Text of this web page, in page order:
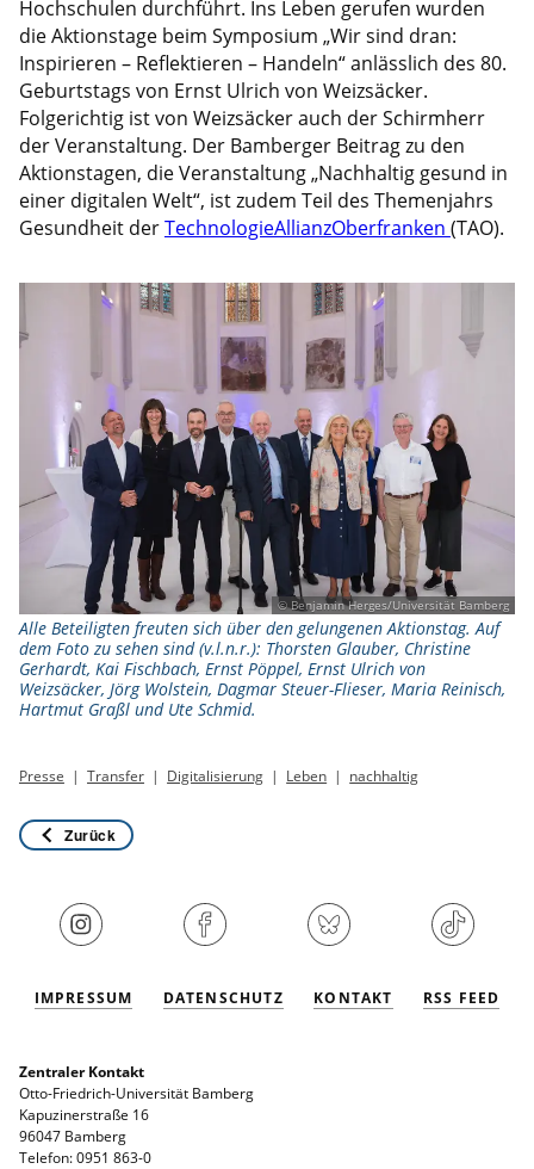
Hochschulen durchführt. Ins Leben gerufen wurden
die Aktionstage beim Symposium „Wir sind dran:
Inspirieren – Reflektieren – Handeln“ anlässlich des 80.
Geburtstags von Ernst Ulrich von Weizsäcker.
Folgerichtig ist von Weizsäcker auch der Schirmherr
der Veranstaltung. Der Bamberger Beitrag zu den
Aktionstagen, die Veranstaltung „Nachhaltig gesund in
einer digitalen Welt“, ist zudem Teil des Themenjahrs
Gesundheit derTechnologieAllianzOberfranken (TAO).
© Benjamin Herges/Universität Bamberg
Alle Beteiligten freuten sich über den gelungenen Aktionstag. Auf
dem Foto zu sehen sind (v.l.n.r.): Thorsten Glauber, Christine
Gerhardt, Kai Fischbach, Ernst Pöppel, Ernst Ulrich von
Weizsäcker, Jörg Wolstein, Dagmar Steuer-Flieser, Maria Reinisch,
Hartmut Graßl und Ute Schmid.
Presse Transfer Digitalisierung Leben nachhaltig
Zurück
IMPRESSUM DATENSCHUTZ KONTAKT RSS FEED
Zentraler Kontakt
Otto-Friedrich-Universität Bamberg
Kapuzinerstraße 16
96047 Bamberg
Telefon: 0951 863-0